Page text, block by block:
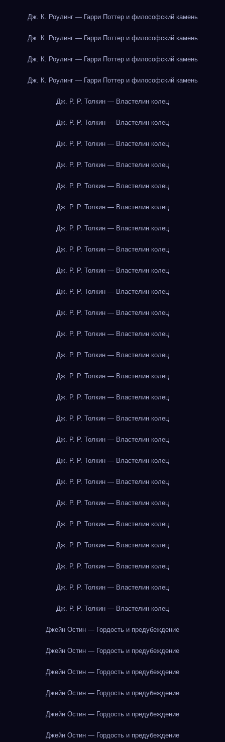
Дж. К. Роулинг — Гарри Поттер и философский камень
Дж. К. Роулинг — Гарри Поттер и философский камень
Дж. К. Роулинг — Гарри Поттер и философский камень
Дж. К. Роулинг — Гарри Поттер и философский камень
Дж. Р. Р. Толкин — Властелин колец
Дж. Р. Р. Толкин — Властелин колец
Дж. Р. Р. Толкин — Властелин колец
Дж. Р. Р. Толкин — Властелин колец
Дж. Р. Р. Толкин — Властелин колец
Дж. Р. Р. Толкин — Властелин колец
Дж. Р. Р. Толкин — Властелин колец
Дж. Р. Р. Толкин — Властелин колец
Дж. Р. Р. Толкин — Властелин колец
Дж. Р. Р. Толкин — Властелин колец
Дж. Р. Р. Толкин — Властелин колец
Дж. Р. Р. Толкин — Властелин колец
Дж. Р. Р. Толкин — Властелин колец
Дж. Р. Р. Толкин — Властелин колец
Дж. Р. Р. Толкин — Властелин колец
Дж. Р. Р. Толкин — Властелин колец
Дж. Р. Р. Толкин — Властелин колец
Дж. Р. Р. Толкин — Властелин колец
Дж. Р. Р. Толкин — Властелин колец
Дж. Р. Р. Толкин — Властелин колец
Дж. Р. Р. Толкин — Властелин колец
Дж. Р. Р. Толкин — Властелин колец
Дж. Р. Р. Толкин — Властелин колец
Дж. Р. Р. Толкин — Властелин колец
Дж. Р. Р. Толкин — Властелин колец
Джейн Остин — Гордость и предубеждение
Джейн Остин — Гордость и предубеждение
Джейн Остин — Гордость и предубеждение
Джейн Остин — Гордость и предубеждение
Джейн Остин — Гордость и предубеждение
Джейн Остин — Гордость и предубеждение